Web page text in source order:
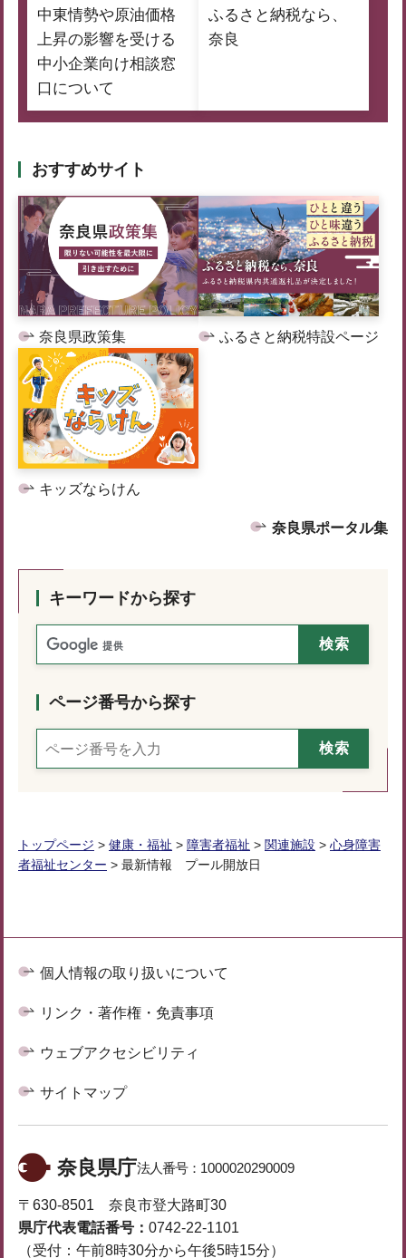
中東情勢や原油価格
上昇の影響を受ける
中小企業向け相談窓
口について
ふるさと納税なら、
奈良
おすすめサイト
奈良県政策集 ふるさと納税特設ページ
キッズならけん
奈良県ポータル集
キーワードから探す
ページ番号から探す
トップページ > 健康・福祉 > 障害者福祉 > 関連施設 > 心身障害
者福祉センター > 最新情報 プール開放日
個人情報の取り扱いについて
リンク・著作権・免責事項
ウェブアクセシビリティ
サイトマップ
奈良県庁法人番号： 1000020290009
〒630-8501 奈良市登大路町30
県庁代表電話番号： 0742-22-1101
（受付：午前8時30分から午後5時15分）